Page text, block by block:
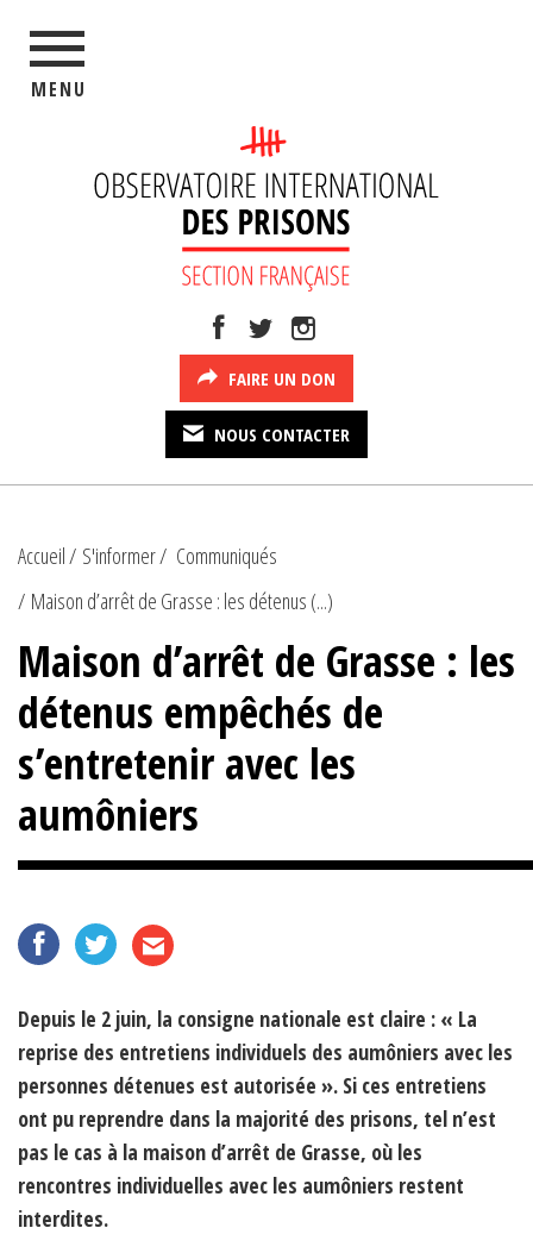
MENU
FAIRE UN DON
NOUS CONTACTER
Accueil S'informer
Communiqués
Maison d’arrêt de Grasse : les détenus (...)
Maison d’arrêt de Grasse : les
détenus empêchés de
s’entretenir avec les
aumôniers
Depuis le 2 juin, la consigne nationale est claire : « La
reprise des entretiens individuels des aumôniers avec les
personnes détenues est autorisée ». Si ces entretiens
ont pu reprendre dans la majorité des prisons, tel n’est
pas le cas à la maison d’arrêt de Grasse, où les
rencontres individuelles avec les aumôniers restent
interdites.